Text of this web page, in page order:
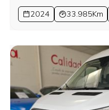
2024 33.985Km